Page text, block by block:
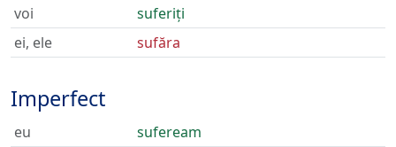
voi
suferiți
ei, ele
sufăra
Imperfect
eu
sufeream